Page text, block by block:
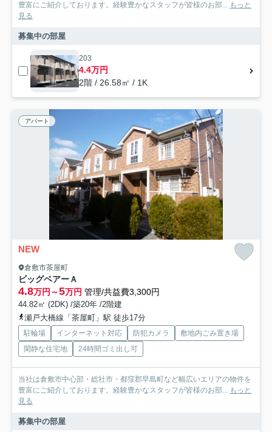
豊富にご紹介しております。経験豊かなスタッフが皆様のお部... もっと
見る
募集中の部屋
203
4.4万円
2階 / 26.58㎡ / 1K
アパート
NEW
倉敷市茶屋町
ビッグベアーＡ
4.8万円～5万円 管理/共益費3,300円
44.82㎡ (2DK) /築20年 /2階建
瀬戸大橋線「茶屋町」駅 徒歩17分
駐輪場 インターネット対応 防犯カメラ
敷地内ごみ置き場
閑静な住宅地
24時間ゴミ出し可
当社は倉敷市中心部・総社市・都窪郡早島町など幅広いエリアの物件を
豊富にご紹介しております。経験豊かなスタッフが皆様のお部... もっと
見る
募集中の部屋